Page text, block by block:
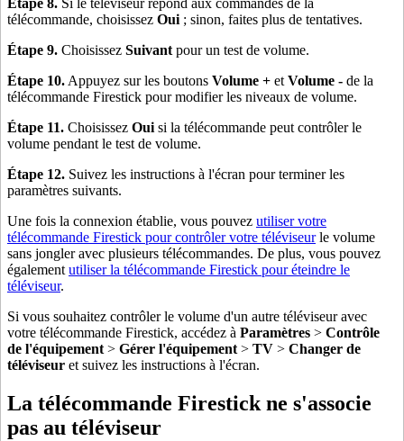
Étape 8. Si le téléviseur répond aux commandes de la
télécommande, choisissez Oui ; sinon, faites plus de tentatives.
Étape 9. Choisissez Suivant pour un test de volume.
Étape 10. Appuyez sur les boutons Volume + et Volume - de la
télécommande Firestick pour modifier les niveaux de volume.
Étape 11. Choisissez Oui si la télécommande peut contrôler le
volume pendant le test de volume.
Étape 12. Suivez les instructions à l'écran pour terminer les
paramètres suivants.
Une fois la connexion établie, vous pouvez utiliser votre
télécommande Firestick pour contrôler votre téléviseurle volume
sans jongler avec plusieurs télécommandes. De plus, vous pouvez
également utiliser la télécommande Firestick pour éteindre le
téléviseur.
Si vous souhaitez contrôler le volume d'un autre téléviseur avec
votre télécommande Firestick, accédez à Paramètres > Contrôle
de l'équipement > Gérer l'équipement > TV > Changer de
téléviseur et suivez les instructions à l'écran.
La télécommande Firestick ne s'associe
pas au téléviseur